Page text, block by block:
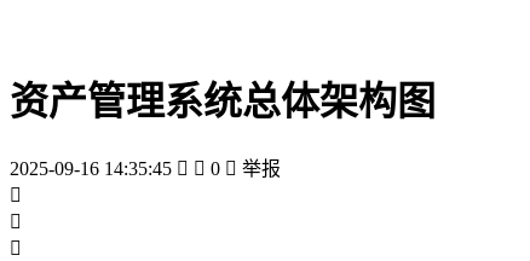
资产管理系统总体架构图
2025-09-16 14:35:45   0  举报


